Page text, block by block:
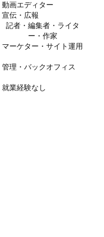
動画エディター
宣伝・広報
記者・編集者・ライタ
ー・作家
マーケター・サイト運用
管理・バックオフィス
就業経験なし